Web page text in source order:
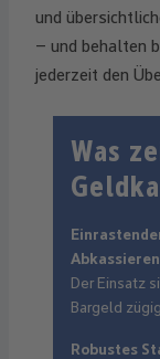
und
– und behalten
jederzeit den
Was
Abkassieren
Der Einsatz
Bargeld
Robustes